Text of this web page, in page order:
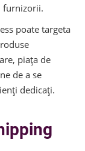
furnizorii.
poate targeta
piața de
de a se
dedicați.